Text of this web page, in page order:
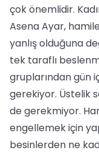
çok önemlidir.
Asena Ayar,
yanlış olduğuna
tek taraflı
gruplarından gün
gerekiyor. Üstelik
de gerekmiyor.
engellemek için
besinlerden ne